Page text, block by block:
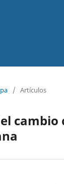
/ Artículos